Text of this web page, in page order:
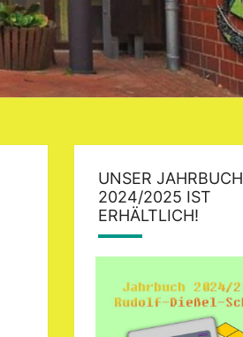
UNSER JAHRBUCH
2024/2025 IST
ERHÄLTLICH!